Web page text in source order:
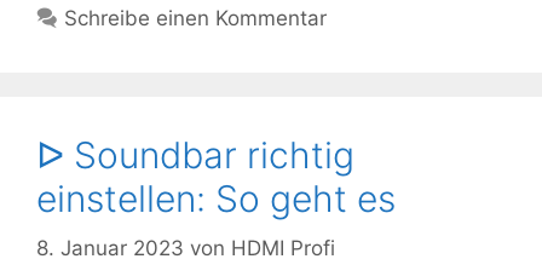
Schreibe einen Kommentar
ᐅ Soundbar richtig
einstellen: So geht es
8. Januar 2023 von HDMI Profi